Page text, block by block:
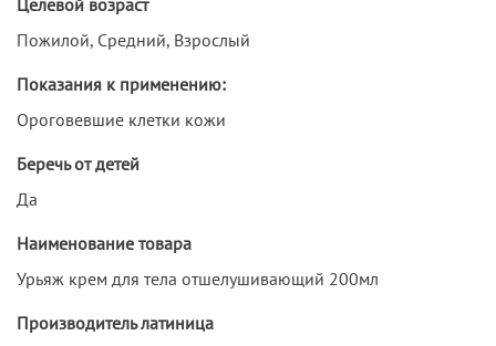
Пожилой, Средний, Взрослый
Показания к применению:
Ороговевшие клетки кожи
Беречь от детей
Да
Наименование товара
Урьяж крем для тела отшелушивающий 200мл
Производитель латиница